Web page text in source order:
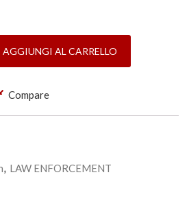
P21 - ASP quantità
AGGIUNGI AL CARRELLO
Compare
, LAW ENFORCEMENT